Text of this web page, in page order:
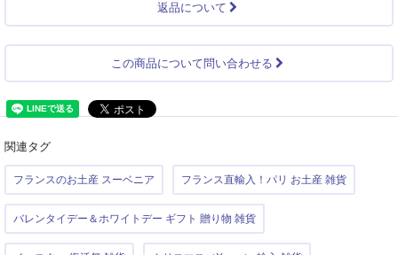
返品について
この商品について問い合わせる
関連タグ
フランスのお土産 スーベニア フランス直輸入！パリ お土産 雑貨
バレンタイデー＆ホワイトデー ギフト 贈り物 雑貨